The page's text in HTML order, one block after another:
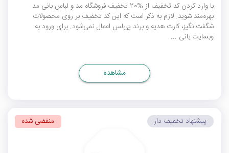
با وارد کردن کد تخفیف از %20 تخفیف فروشگاه مد و لباس بانی مد
بهره‌مند ‌شوید. لازم به ذکر است که این کد تخفیف بر روی محصولات
شگفت‌انگیز، کارت هدیه و برند پی‌لس اعمال نمی‌شود. برای ورود به
وبسایت بانی ...
مشاهده
پیشنهاد تخفیف دار منقضی شده